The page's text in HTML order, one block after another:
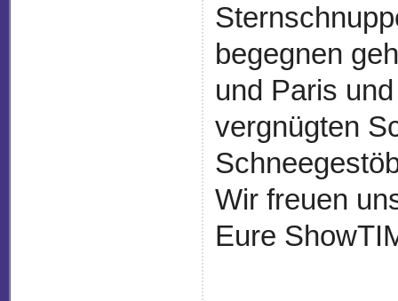
begegnen
und Paris
vergnügten
Wir freuen
Eure